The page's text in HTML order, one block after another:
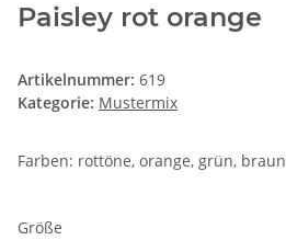
Paisley rot orange
Artikelnummer: 619
Kategorie: Mustermix
Farben: rottöne, orange, grün, braun
Größe